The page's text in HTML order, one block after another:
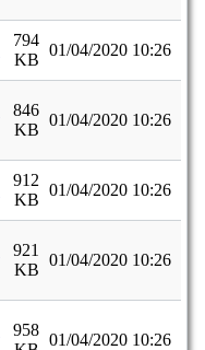
794
KB
01/04/2020 10:26
846
KB
01/04/2020 10:26
912
KB
01/04/2020 10:26
921
KB
01/04/2020 10:26
958
01/04/2020 10:26